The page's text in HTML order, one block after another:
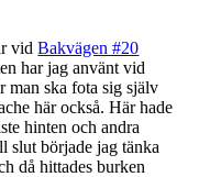
vidBakvägen #20
har jag använt vid
man ska fota sig själv
här också. Här hade
hinten och andra
slut började jag tänka
då hittades burken